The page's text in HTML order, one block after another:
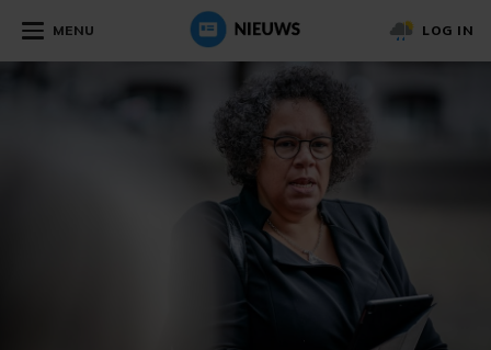
MENU LOG IN